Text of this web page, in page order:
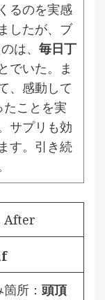
るのを実感
したが、ブ
は、 毎日丁
でいた。ま
、感動して
ことを実
サプリも効
す。引き続
After
所： 頭頂